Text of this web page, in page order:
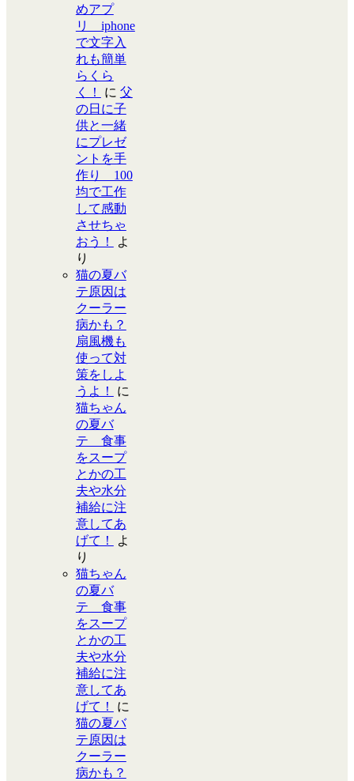
めアプ
リ iphone
で文字入
れも簡単
らくら
く！
に 父
の日に子
供と一緒
にプレゼ
ントを手
作り 100
均で工作
して感動
させちゃ
おう！
よ
り
猫の夏バ
テ原因は
クーラー
病かも？
扇風機も
使って対
策をしよ
うよ！
に
猫ちゃん
の夏バ
テ 食事
をスープ
とかの工
夫や水分
補給に注
意してあ
げて！
よ
り
猫ちゃん
の夏バ
テ 食事
をスープ
とかの工
夫や水分
補給に注
意してあ
げて！
に
猫の夏バ
テ原因は
クーラー
病かも？